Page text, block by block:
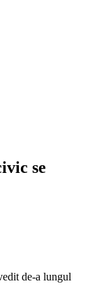
se
de-a lungul